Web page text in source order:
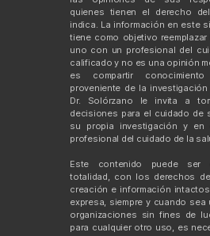
quienes tienen el derecho
indica. La información en este
tiene como objetivo
uno con un profesional del
calificado y no es una opinión
es compartir
proveniente de la
Dr. Solórzano le invita a
decisiones para el cuidado de
su propia investigación y en
profesional del cuidado de la
Este contenido puede ser
totalidad, con los derechos
creación e información
expresa, siempre y cuando
organizaciones sin fines de
para cualquier otro uso, es